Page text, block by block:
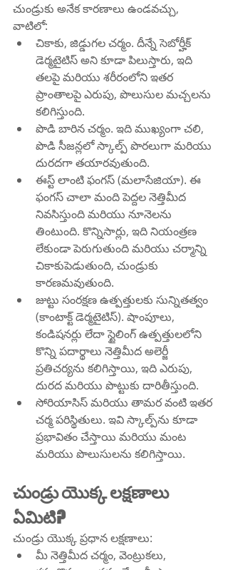
చుండ్రుకు అనేక కారణాలు ఉండవచ్చు,
వాటిలో:
చికాకు, జిడ్డుగల చర్మం. దీన్నే సెబోర్హీక్
డెర్మటైటిస్ అని కూడా పిలుస్తారు, ఇది
తలపై మరియు శరీరంలోని ఇతర
ప్రాంతాలపై ఎరుపు, పొలుసుల మచ్చలను
కలిగిస్తుంది.
పొడి బారిన చర్మం. ఇది ముఖ్యంగా చలి,
పొడి సీజన్లలో స్కాల్ప్ పొరలుగా మరియు
దురదగా తయారవుతుంది.
ఈస్ట్ లాంటి ఫంగస్ (మలాసేజియా). ఈ
ఫంగస్ చాలా మంది పెద్దల నెత్తిమీద
నివసిస్తుంది మరియు నూనెలను
తింటుంది. కొన్నిసార్లు, ఇది నియంత్రణ
లేకుండా పెరుగుతుంది మరియు చర్మాన్ని
చికాకుపెడుతుంది, చుండ్రుకు
కారణమవుతుంది.
జుట్టు సంరక్షణ ఉత్పత్తులకు సున్నితత్వం
(కాంటాక్ట్ డెర్మటైటిస్). షాంపూలు,
కండిషనర్లు లేదా స్టైలింగ్ ఉత్పత్తులలోని
కొన్ని పదార్థాలు నెత్తిమీద అలెర్జీ
ప్రతిచర్యను కలిగిస్తాయి, ఇది ఎరుపు,
దురద మరియు పొట్టుకు దారితీస్తుంది.
సోరియాసిస్ మరియు తామర వంటి ఇతర
చర్మ పరిస్థితులు. ఇవి స్కాల్ప్‌ను కూడా
ప్రభావితం చేస్తాయి మరియు మంట
మరియు పొలుసులను కలిగిస్తాయి.
చుండ్రు యొక్క లక్షణాలు
ఏమిటి?
చుండ్రు యొక్క ప్రధాన లక్షణాలు:
మీ నెత్తిమీద చర్మం, వెంట్రుకలు,